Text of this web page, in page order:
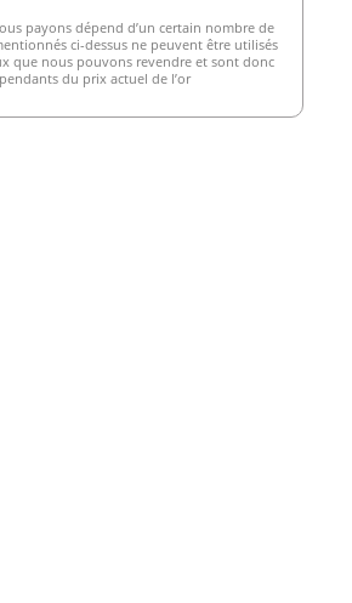
payons dépend d’un certain nombre de
ci-dessus ne peuvent être utilisés
que nous pouvons revendre et sont donc
du prix actuel de l’or